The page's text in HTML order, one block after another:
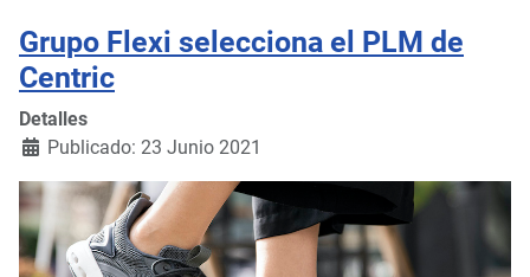
Grupo Flexi selecciona el PLM de
Centric
Detalles
Publicado: 23 Junio 2021